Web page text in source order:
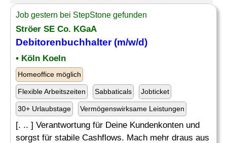
Job gestern bei StepStone gefunden
Ströer SE Co. KGaA
Debitorenbuchhalter(m/w/d)
• Köln Koeln
Homeoffice möglich
Flexible Arbeitszeiten Sabbaticals Jobticket
30+ Urlaubstage Vermögenswirksame Leistungen
[. .. ] Verantwortung für Deine Kundenkonten und
sorgst für stabile Cashflows. Mach mehr draus aus